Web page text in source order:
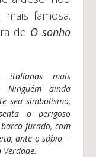
famosa.
de O sonho
italianas mais
Ninguém ainda
seu simbolismo,
o perigoso
furado, com
ante o sábio ─